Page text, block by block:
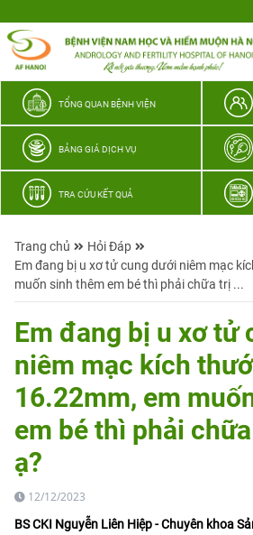
thương
TỔNG QUAN BỆNH VIỆN
BẢNG GIÁ DỊCH VỤ
TRA CỨU KẾT QUẢ
Trang chủ
Hỏi Đáp
Em đang bị u xơ tử cung dưới niêm mạc
muốn sinh thêm em bé thì phải chữa trị ...
Em đang bị u xơ tử
niêm mạc kích
16.22mm, em
em bé thì phải
ạ?
12/12/2023
BS CKI Nguyễn Liên Hiệp - Chuyên khoa